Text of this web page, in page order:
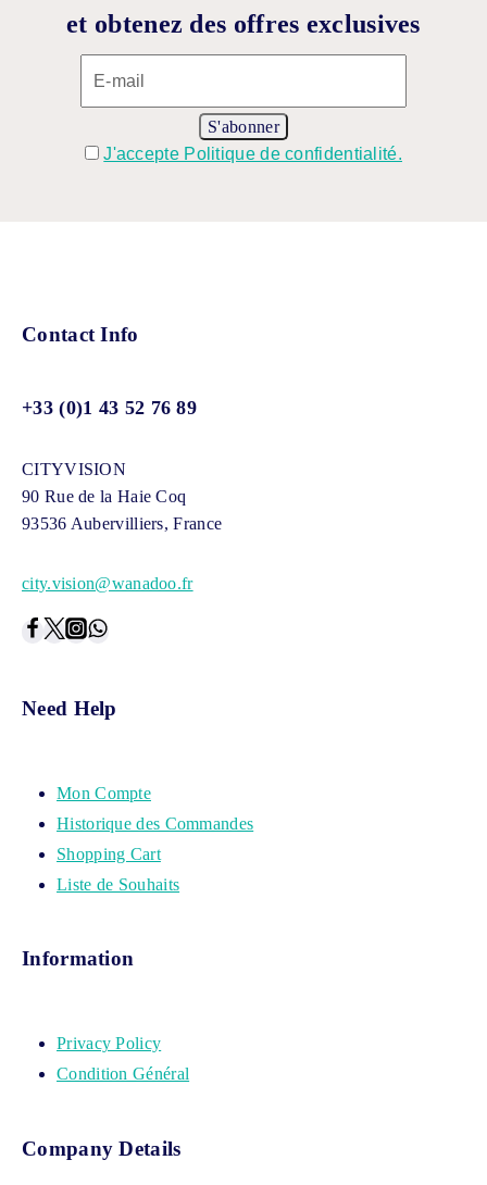
et obtenez des offres exclusives
J'accepte Politique de confidentialité.
Contact Info
+33 (0)1 43 52 76 89
CITYVISION
90 Rue de la Haie Coq
93536 Aubervilliers, France
city.vision@wanadoo.fr
Need Help
Mon Compte
Historique des Commandes
Shopping Cart
Liste de Souhaits
Information
Privacy Policy
Condition Général
Company Details